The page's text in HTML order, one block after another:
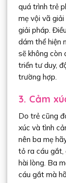
quá trình trẻ
mẹ vội vã
giải pháp.
dám thể hiện
sẽ không còn
triển tư duy,
trường hợp.
3. Cảm
Do trẻ cũng
xúc và tình
nên ba mẹ
tỏ ra cáu gắt,
hài lòng. Ba
cáu gắt mà